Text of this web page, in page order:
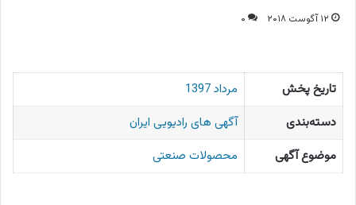
۱۲ آگوست ۲۰۱۸ ۰
تاریخ پخش
مرداد 1397
دسته‌بندی
آگهی های رادیویی ایران
موضوع آگهی
محصولات صنعتی